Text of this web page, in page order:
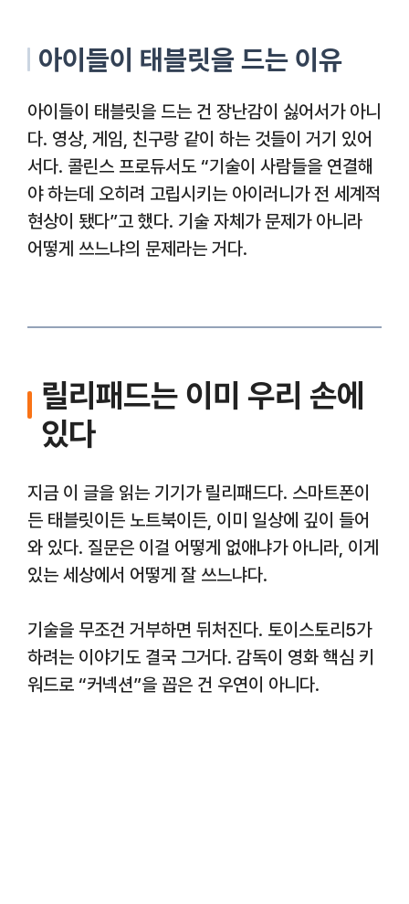
아이들이 태블릿을 드는 이유
아이들이 태블릿을 드는 건 장난감이 싫어서가 아니
다. 영상, 게임, 친구랑 같이 하는 것들이 거기 있어
서다. 콜린스 프로듀서도 “기술이 사람들을 연결해
야 하는데 오히려 고립시키는 아이러니가 전 세계적
현상이 됐다”고 했다. 기술 자체가 문제가 아니라
어떻게 쓰느냐의 문제라는 거다.
릴리패드는 이미 우리 손에
있다
지금 이 글을 읽는 기기가 릴리패드다. 스마트폰이
든 태블릿이든 노트북이든, 이미 일상에 깊이 들어
와 있다. 질문은 이걸 어떻게 없애냐가 아니라, 이게
있는 세상에서 어떻게 잘 쓰느냐다.
기술을 무조건 거부하면 뒤처진다. 토이스토리5가
하려는 이야기도 결국 그거다. 감독이 영화 핵심 키
워드로 “커넥션”을 꼽은 건 우연이 아니다.